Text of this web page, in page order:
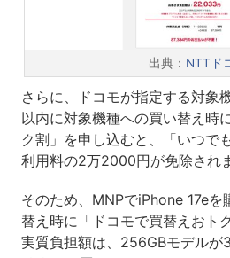
出典： NTTド
さらに、ドコモが指定する対象
以内に対象機種への買い替え時
ク割」を申し込むと、「いつで
利用料の2万2000円が免除され
そのため、MNPでiPhone 17eを
替え時に「ドコモで買替えおト
実質負担額は、256GBモデルが